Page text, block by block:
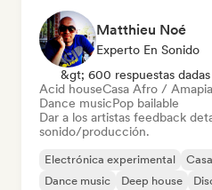
Matthieu Noé
Experto En Sonido
&gt; 600 respuestas dadas
Acid houseCasa Afro /
Dance musicPop bailable
Dar a los artistas feedback
sonido/producción.
Electrónica experimental
Dance music
Deep house